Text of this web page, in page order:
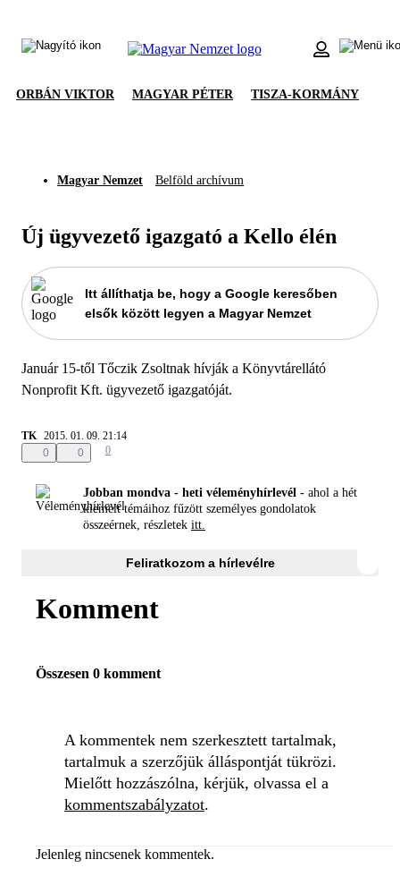
ORBÁN VIKTOR MAGYAR PÉTER TISZA-KORMÁNY
Magyar Nemzet Belföld archívum
Új ügyvezető igazgató a Kello élén
Itt állíthatja be, hogy a Google keresőben
elsők között legyen a Magyar Nemzet
Január 15-től Tőczik Zsoltnak hívják a Könyvtárellátó
Nonprofit Kft. ügyvezető igazgatóját.
TK 2015. 01. 09. 21:14
0
0 0
Jobban mondva - heti véleményhírlevél - ahol a hét
kiemelt témáihoz fűzött személyes gondolatok
összeérnek, részletek itt.
Feliratkozom a hírlevélre
Komment
Összesen 0 komment
A kommentek nem szerkesztett tartalmak,
tartalmuk a szerzőjük álláspontját tükrözi.
Mielőtt hozzászólna, kérjük, olvassa el a
kommentszabályzatot.
Jelenleg nincsenek kommentek.